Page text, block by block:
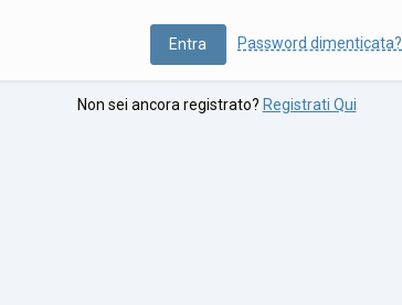
Password dimenticata?
Non sei ancora registrato? Registrati Qui